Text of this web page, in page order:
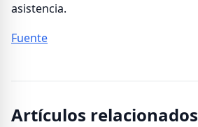
asistencia.
Fuente
Artículos relacionados